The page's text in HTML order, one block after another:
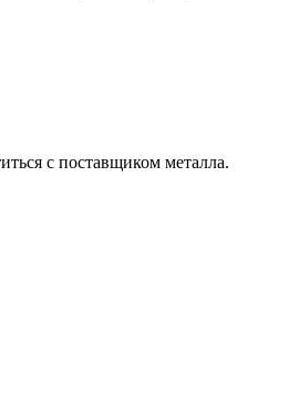
с поставщиком металла.